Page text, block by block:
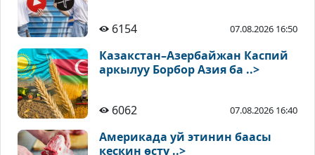
6154 07.08.2026 16:50
Казакстан–Азербайжан Каспий
аркылуу Борбор Азия ба ..>
6062 07.08.2026 16:40
Америкада уй этинин баасы
кескин өстү ..>